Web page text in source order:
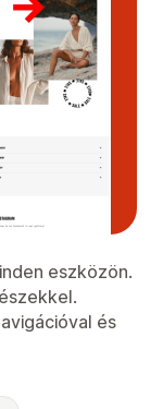
eszközön.
és